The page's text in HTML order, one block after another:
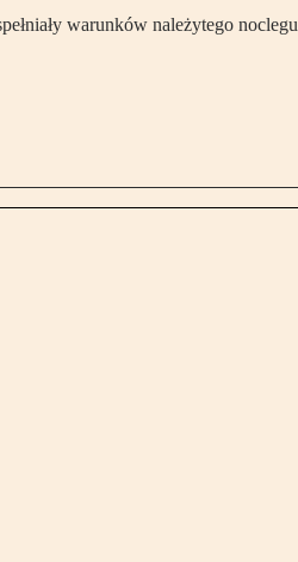
warunków należytego noclegu